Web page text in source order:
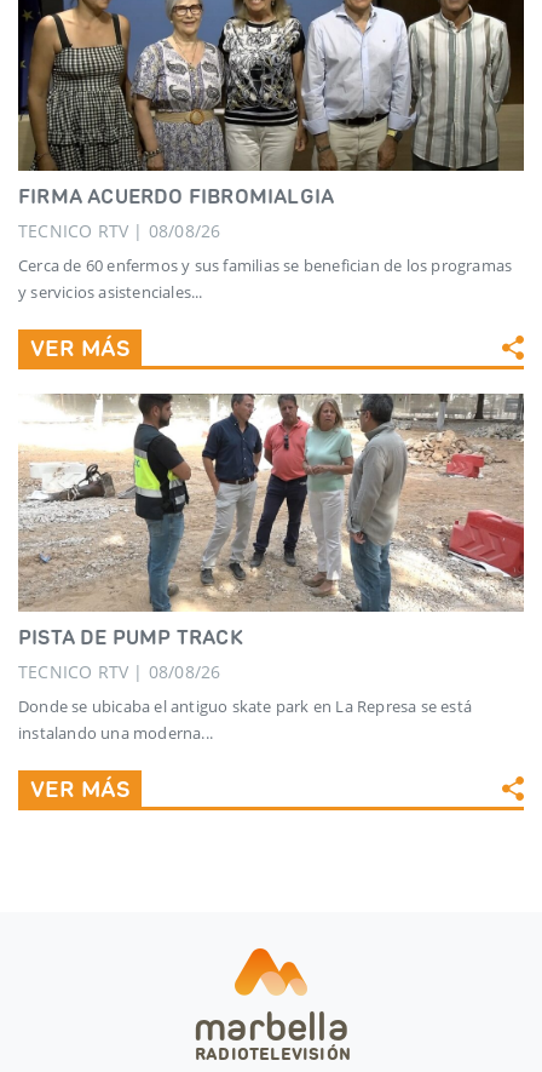
FIRMA ACUERDO FIBROMIALGIA
TECNICO RTV | 08/08/26
Cerca de 60 enfermos y sus familias se benefician de los programas
y servicios asistenciales...
VER MÁS
PISTA DE PUMP TRACK
TECNICO RTV | 08/08/26
Donde se ubicaba el antiguo skate park en La Represa se está
instalando una moderna...
VER MÁS
marbella
RADIOTELEVISIÓN